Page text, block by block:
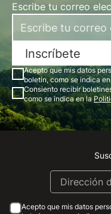
Escribe tu correo
Inscríbete
Acepto que mis datos
boletín, como se indica
Consiento recibir
como se indica en la
Acepto que mis datos